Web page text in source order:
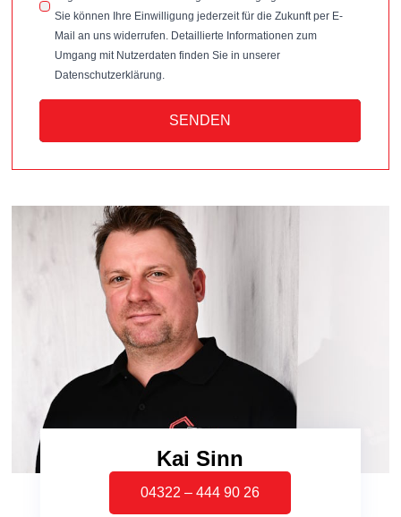
Sie können Ihre Einwilligung jederzeit für die Zukunft per E-
Mail an uns widerrufen. Detaillierte Informationen zum
Umgang mit Nutzerdaten finden Sie in unserer
Datenschutzerklärung.
SENDEN
Kai Sinn
04322 – 444 90 26